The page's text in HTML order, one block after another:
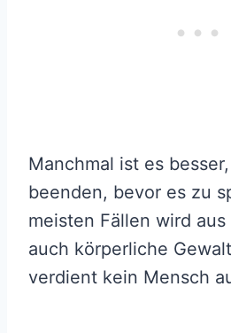
Manchmal ist es
beenden, bevor es zu
meisten Fällen wird
auch körperliche
verdient kein Mensch